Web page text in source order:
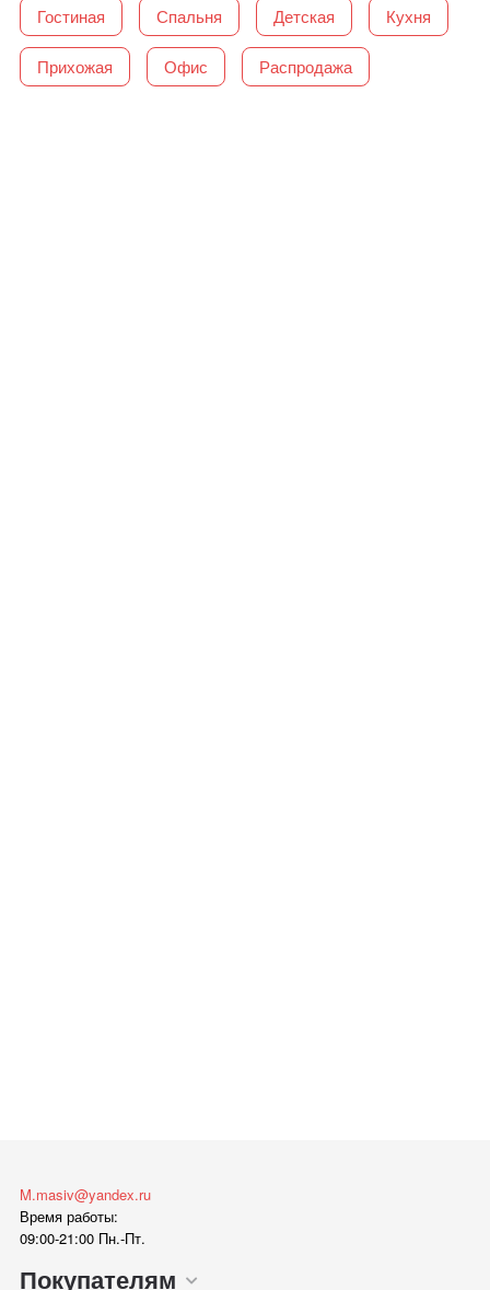
Гостиная Спальня Детская Кухня
Прихожая Офис Распродажа
M.masiv@yandex.ru
Время работы:
09:00-21:00 Пн.-Пт.
Покупателям